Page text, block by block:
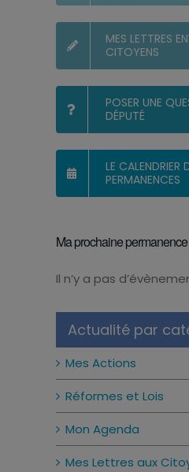
MES LETTRES
CITOYENS
POSER UNE
DÉPUTÉ
LE CALENDRIER
PERMANENCES
Ma prochaine permanence
Notice
Il n’y a pas
Actualité par
Mes Actions
Réformes et Lois
Mon Agenda
Mes Lettres aux